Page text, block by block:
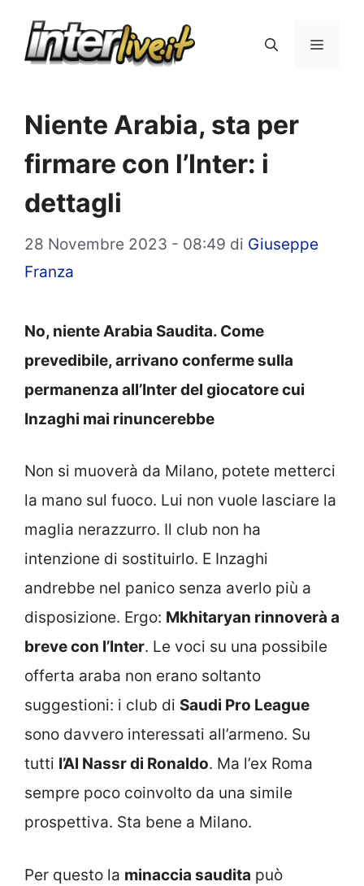
Menu
Niente Arabia, sta per
firmare con l’Inter: i
dettagli
28 Novembre 2023 - 08:49 di Giuseppe
Franza
No, niente Arabia Saudita. Come
prevedibile, arrivano conferme sulla
permanenza all’Inter del giocatore cui
Inzaghi mai rinuncerebbe
Non si muoverà da Milano, potete metterci
la mano sul fuoco. Lui non vuole lasciare la
maglia nerazzurro. Il club non ha
intenzione di sostituirlo. E Inzaghi
andrebbe nel panico senza averlo più a
disposizione. Ergo: Mkhitaryan rinnoverà a
breve con l’Inter. Le voci su una possibile
offerta araba non erano soltanto
suggestioni: i club di Saudi Pro League
sono davvero interessati all’armeno. Su
tutti l’Al Nassr di Ronaldo. Ma l’ex Roma
sempre poco coinvolto da una simile
prospettiva. Sta bene a Milano.
Per questo la minaccia saudita può